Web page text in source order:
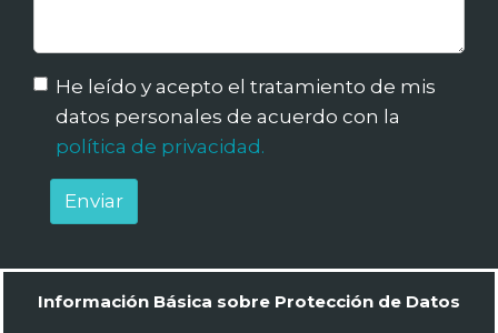
He leído y acepto el tratamiento de mis
datos personales de acuerdo con la
política de privacidad.
Enviar
Información Básica sobre Protección de Datos